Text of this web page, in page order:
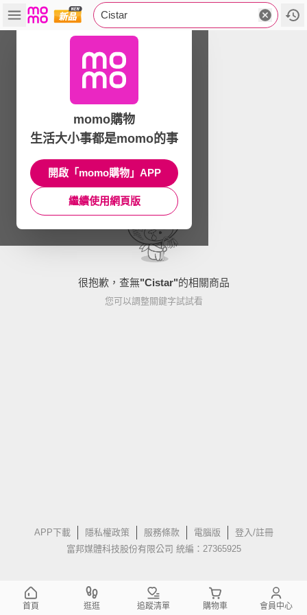
Cistar
很抱歉，查無"Cistar"的相關商品
您可以調整關鍵字試試看
APP下載 隱私權政策 服務條款 電腦版
登入/註冊
富邦媒體科技股份有限公司 統編：27365925
momo購物
生活大小事都是momo的事
開啟「momo購物」APP
繼續使用網頁版
首頁 逛逛 追蹤清單 購物車 會員中心